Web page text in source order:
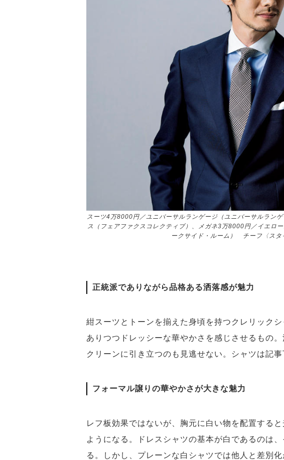
スーツ4万8000円／ユニバーサルランゲージ（ユニバーサルラン
ス（フェアファクスコレクティブ）、メガネ3万8000円／イエロ
ークサイド・ルーム） チーフ〈スタ
正統派でありながら品格ある洒落感が魅力
紺スーツとトーンを揃えた身頃を持つクレリック
ありつつドレッシーな華やかさを感じさせるもの
クリーンに引き立つのも見逃せない。シャツは記
フォーマル譲りの華やかさが大きな魅力
レフ板効果ではないが、胸元に白い物を配置する
ようになる。ドレスシャツの基本が白であるのは
る。しかし、プレーンな白シャツでは他人と差別